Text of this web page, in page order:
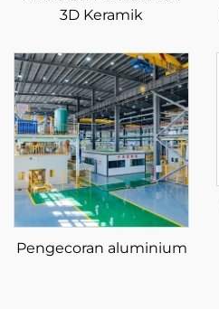
3D Keramik
Pengecoran aluminium